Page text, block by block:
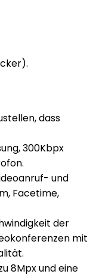
dass
300Kbpx
und
Facetime,
der
mit
8Mpx und eine